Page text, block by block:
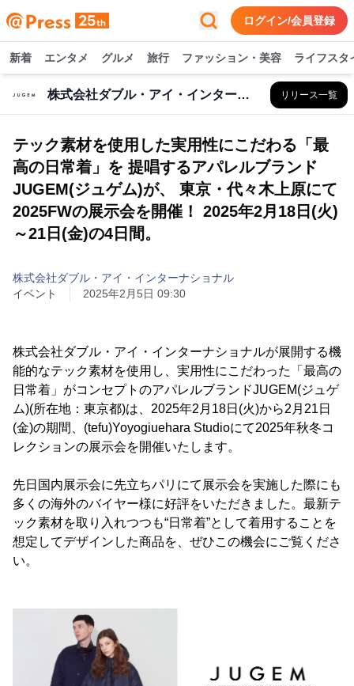
ログイン/会員登録
新着 エンタメ グルメ 旅行 ファッション・美容 ライフスタ
株式会社ダブル・アイ・インターナショナル リリース一覧
テック素材を使用した実用性にこだわる「最
高の日常着」を 提唱するアパレルブランド
JUGEM(ジュゲム)が、 東京・代々木上原にて
2025FWの展示会を開催！ 2025年2月18日(火)
～21日(金)の4日間。
株式会社ダブル・アイ・インターナショナル
イベント
2025年2月5日 09:30
株式会社ダブル・アイ・インターナショナルが展開する機
能的なテック素材を使用し、実用性にこだわった「最高の
日常着」がコンセプトのアパレルブランドJUGEM(ジュゲ
ム)(所在地：東京都)は、2025年2月18日(火)から2月21日
(金)の期間、(tefu)Yoyogiuehara Studioにて2025年秋冬コ
レクションの展示会を開催いたします。
先日国内展示会に先立ちパリにて展示会を実施した際にも
多くの海外のバイヤー様に好評をいただきました。最新テ
ック素材を取り入れつつも“日常着”として着用することを
想定してデザインした商品を、ぜひこの機会にご覧くださ
い。